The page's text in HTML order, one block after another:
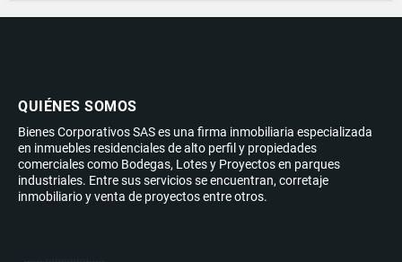
QUIÉNES SOMOS
Bienes Corporativos SAS es una firma inmobiliaria especializada
en inmuebles residenciales de alto perfil y propiedades
comerciales como Bodegas, Lotes y Proyectos en parques
industriales. Entre sus servicios se encuentran, corretaje
inmobiliario y venta de proyectos entre otros.